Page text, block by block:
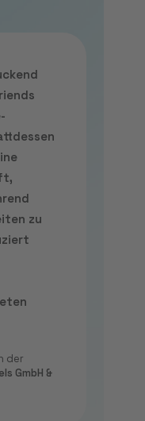
zu
der
GmbH &